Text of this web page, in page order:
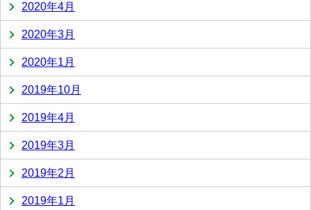
2020年4月
2020年3月
2020年1月
2019年10月
2019年4月
2019年3月
2019年2月
2019年1月